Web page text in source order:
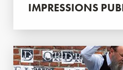
IMPRESSIONS